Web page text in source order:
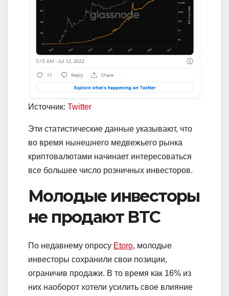
Источник: Twitter
Эти статистические данные указывают, что
во время нынешнего медвежьего рынка
криптовалютами начинает интересоваться
все большее число розничных инвесторов.
Молодые инвесторы
не продают BTC
По недавнему опросу Etoro, молодые
инвесторы сохранили свои позиции,
ограничив продажи. В то время как 16% из
них наоборот хотели усилить свое влияние